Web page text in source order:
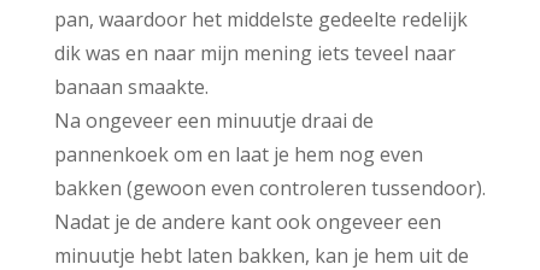
pan, waardoor het middelste gedeelte redelijk
dik was en naar mijn mening iets teveel naar
banaan smaakte.
Na ongeveer een minuutje draai de
pannenkoek om en laat je hem nog even
bakken (gewoon even controleren tussendoor).
Nadat je de andere kant ook ongeveer een
minuutje hebt laten bakken, kan je hem uit de